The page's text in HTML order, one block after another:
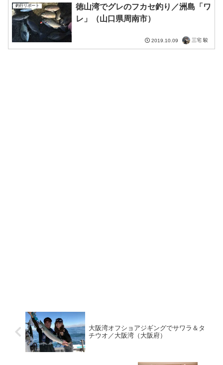
釣行リポート
徳山湾でグレのフカセ釣り／洲島「ワ
レ」（山口県周南市）
2019.10.09 三宅 駿
大阪湾オフショアジギングでサワラ＆タ
チウオ／大阪湾（大阪府）